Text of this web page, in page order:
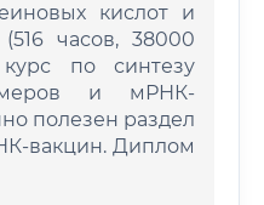
кислот и
(516 часов, 38000
по синтезу
и мРНК-
полезен раздел
вакцин. Диплом